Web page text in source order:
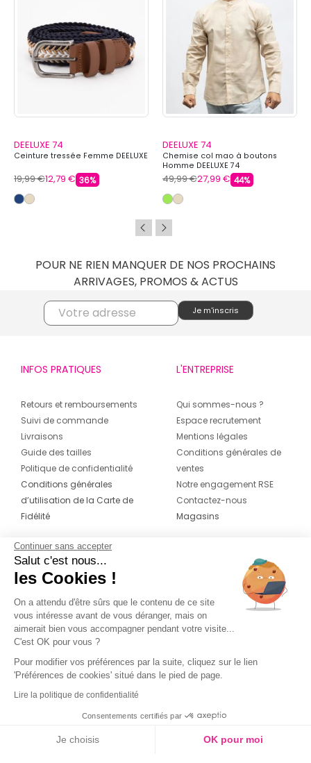
DEELUXE 74
Ceinture tressée Femme DEELUXE
19,99 €12,79 € 36%
DEELUXE 74
Chemise col mao à boutons
Homme DEELUXE 74
49,99 €27,99 € 44%
POUR NE RIEN MANQUER DE NOS PROCHAINS
ARRIVAGES, PROMOS & ACTUS
INFOS PRATIQUES
Retours et remboursements
Suivi de commande
Livraisons
Guide des tailles
Politique de confidentialité
Conditions générales
d’utilisation de la Carte de
Fidélité
L'ENTREPRISE
Qui sommes-nous ?
Espace recrutement
Mentions légales
Conditions générales de
ventes
Notre engagement RSE
Contactez-nous
Magasins
CONTACT
04 42 20 78 42
Du lundi au jeudi de 8h30 à 16h30 & le
vendredi de 8h30 à 15h30
Continuer sans accepter
Salut c'est nous...
les Cookies !
On a attendu d'être sûrs que le contenu de ce site
vous intéresse avant de vous déranger, mais on
aimerait bien vous accompagner pendant votre visite...
C'est OK pour vous ?
Pour modifier vos préférences par la suite, cliquez sur le lien
'Préférences de cookies' situé dans le pied de page.
Lire la politique de confidentialité
Consentements certifiés par
Je choisis OK pour moi